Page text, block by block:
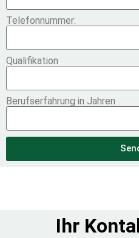
Telefonnummer:
Qualifikation
Berufserfahrung in Jahren
Ihr